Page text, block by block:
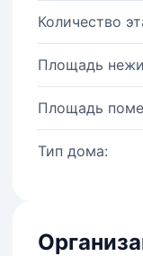
Количество
Площадь
Площадь
Тип дома: